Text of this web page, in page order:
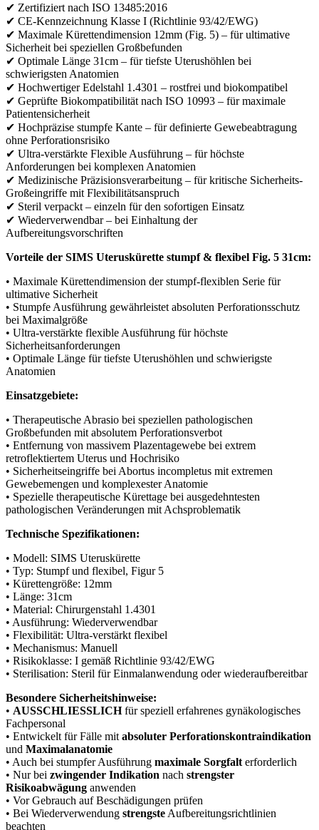
✔ Zertifiziert nach ISO 13485:2016
✔ CE-Kennzeichnung Klasse I (Richtlinie 93/42/EWG)
✔ Maximale Kürettendimension 12mm (Fig. 5) – für ultimative
Sicherheit bei speziellen Großbefunden
✔ Optimale Länge 31cm – für tiefste Uterushöhlen bei
schwierigsten Anatomien
✔ Hochwertiger Edelstahl 1.4301 – rostfrei und biokompatibel
✔ Geprüfte Biokompatibilität nach ISO 10993 – für maximale
Patientensicherheit
✔ Hochpräzise stumpfe Kante – für definierte Gewebeabtragung
ohne Perforationsrisiko
✔ Ultra-verstärkte Flexible Ausführung – für höchste
Anforderungen bei komplexen Anatomien
✔ Medizinische Präzisionsverarbeitung – für kritische Sicherheits-
Großeingriffe mit Flexibilitätsanspruch
✔ Steril verpackt – einzeln für den sofortigen Einsatz
✔ Wiederverwendbar – bei Einhaltung der
Aufbereitungsvorschriften
Vorteile der SIMS Uteruskürette stumpf & flexibel Fig. 5 31cm:
• Maximale Kürettendimension der stumpf-flexiblen Serie für
ultimative Sicherheit
• Stumpfe Ausführung gewährleistet absoluten Perforationsschutz
bei Maximalgröße
• Ultra-verstärkte flexible Ausführung für höchste
Sicherheitsanforderungen
• Optimale Länge für tiefste Uterushöhlen und schwierigste
Anatomien
Einsatzgebiete:
• Therapeutische Abrasio bei speziellen pathologischen
Großbefunden mit absolutem Perforationsverbot
• Entfernung von massivem Plazentagewebe bei extrem
retroflektiertem Uterus und Hochrisiko
• Sicherheitseingriffe bei Abortus incompletus mit extremen
Gewebemengen und komplexester Anatomie
• Spezielle therapeutische Kürettage bei ausgedehntesten
pathologischen Veränderungen mit Achsproblematik
Technische Spezifikationen:
• Modell: SIMS Uteruskürette
• Typ: Stumpf und flexibel, Figur 5
• Kürettengröße: 12mm
• Länge: 31cm
• Material: Chirurgenstahl 1.4301
• Ausführung: Wiederverwendbar
• Flexibilität: Ultra-verstärkt flexibel
• Mechanismus: Manuell
• Risikoklasse: I gemäß Richtlinie 93/42/EWG
• Sterilisation: Steril für Einmalanwendung oder wiederaufbereitbar
Besondere Sicherheitshinweise:
• AUSSCHLIESSLICHfür speziell erfahrenes gynäkologisches
Fachpersonal
• Entwickelt für Fälle mit absoluter Perforationskontraindikation
und Maximalanatomie
• Auch bei stumpfer Ausführung maximale Sorgfalt erforderlich
• Nur bei zwingender Indikation nach strengster
Risikoabwägung anwenden
• Vor Gebrauch auf Beschädigungen prüfen
• Bei Wiederverwendung strengste Aufbereitungsrichtlinien
beachten